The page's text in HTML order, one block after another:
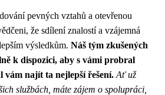
pevných vztahů a otevřenou
že sdílení znalostí a vzájemná
výsledkům. Náš tým zkušených
k dispozici, aby s vámi probral
vám najít ta nejlepší řešení. Ať už
službách, máte zájem o spolupráci,